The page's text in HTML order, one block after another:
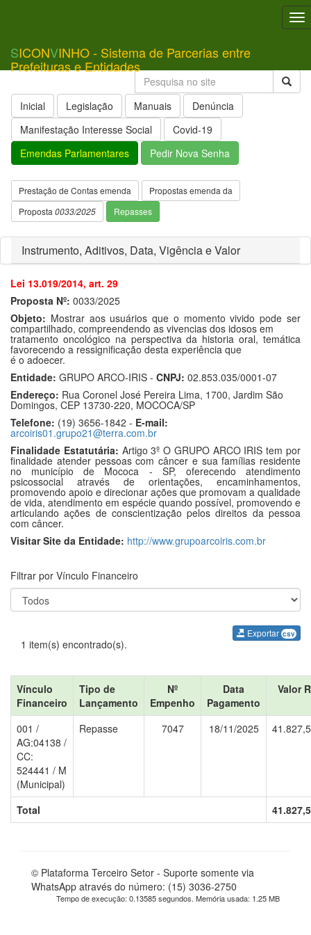
SICONVINHO - Sistema de Parcerias entre
Prefeituras e Entidades
Inicial Legislação Manuais
Denúncia
Manifestação Interesse Social
Covid-19
Emendas Parlamentares
Pedir Nova Senha
Prestação de Contas emenda
Propostas emenda da
Proposta 0033/2025 Repasses
Instrumento, Aditivos, Data, Vigência e Valor
Lei 13.019/2014, art. 29
Proposta Nº: 0033/2025
Objeto: Mostrar aos usuários que o momento vivido pode ser
compartilhado, compreendendo as vivencias dos idosos em
tratamento oncológico na perspectiva da historia oral, temática
favorecendo a ressignificação desta experiência que
é o adoecer.
Entidade: GRUPO ARCO-IRIS - CNPJ: 02.853.035/0001-07
Endereço: Rua Coronel José Pereira Lima, 1700, Jardim São
Domingos, CEP 13730-220, MOCOCA/SP
Telefone: (19) 3656-1842 - E-mail:
arcoiris01.grupo21@terra.com.br
Finalidade Estatutária: Artigo 3º O GRUPO ARCO IRIS tem por
finalidade atender pessoas com câncer e sua famílias residente
no município de Mococa - SP, oferecendo atendimento
psicossocial através de orientações, encaminhamentos,
promovendo apoio e direcionar ações que promovam a qualidade
de vida, atendimento em espécie quando possível, promovendo e
articulando ações de conscientização pelos direitos da pessoa
com câncer.
Visitar Site da Entidade: http://www.grupoarcoiris.com.br
Filtrar por Vínculo Financeiro
Exportar csv
1 item(s) encontrado(s).
Vínculo
Financeiro
Tipo de
Lançamento
Nº
Empenho
Data
Pagamento
Valor
001 /
AG:04138 /
CC:
524441 / M
(Municipal)
Repasse 7047 18/11/2025
Total
© Plataforma Terceiro Setor - Suporte somente via
WhatsApp através do número: (15) 3036-2750
Tempo de execução: 0.13585 segundos. Memória usada: 1.25 MB